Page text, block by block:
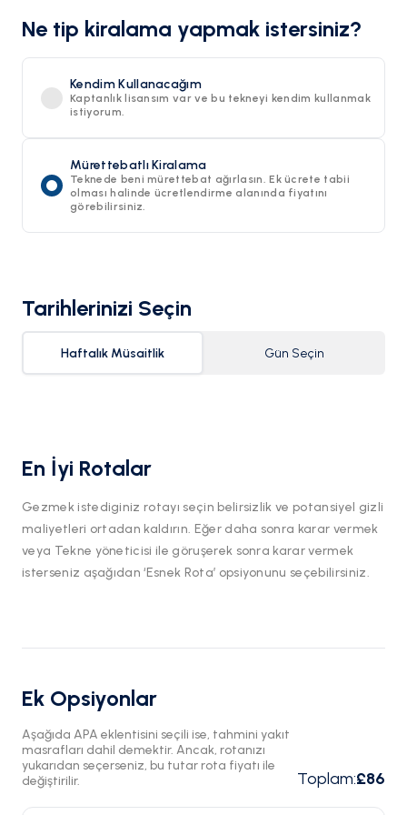
Ne tip kiralama yapmak istersiniz?
Kendim Kullanacağım
Kaptanlık lisansım var ve bu tekneyi kendim kullanmak
istiyorum.
Mürettebatlı Kiralama
Teknede beni mürettebat ağırlasın. Ek ücrete tabii
olması halinde ücretlendirme alanında fiyatını
görebilirsiniz.
Tarihlerinizi Seçin
Haftalık Müsaitlik Gün Seçin
En İyi Rotalar
Gezmek istediginiz rotayı seçin belirsizlik ve potansiyel gizli
maliyetleri ortadan kaldırın. Eğer daha sonra karar vermek
veya Tekne yöneticisi ile göruşerek sonra karar vermek
isterseniz aşağıdan ‘Esnek Rota’ opsiyonunu seçebilirsiniz.
Ek Opsiyonlar
Aşağıda APA eklentisini seçili ise, tahmini yakıt
masrafları dahil demektir. Ancak, rotanızı
yukarıdan seçerseniz, bu tutar rota fiyatı ile
değiştirilir.
Toplam:£86